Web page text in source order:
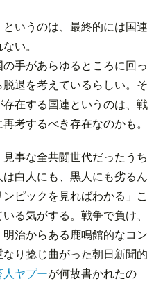
というのは、最終的には国連
い。
の手があらゆるところに回っ
退を考えているらしい。そ
存在する国連というのは、戦
考するべき存在なのかも。
事な全共闘世代だったうち
白人にも、黒人にも劣るん
ピックを見ればわかる」こ
る気がする。戦争で負け、
治からある鹿鳴館的なコン
り捻じ曲がった朝日新聞的
人ヤプーが何故書かれたの